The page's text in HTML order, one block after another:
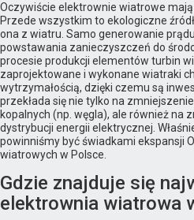
Oczywiście elektrownie wiatrowe
Przede wszystkim to ekologiczne
ona z wiatru. Samo generowanie
powstawania zanieczyszczeń do
procesie produkcji elementów turbin
zaprojektowane i wykonane wiatraki
wytrzymałością, dzięki czemu są
przekłada się nie tylko na
kopalnych (np. węgla), ale również na
dystrybucji energii elektrycznej.
powinniśmy być świadkami ekspansji
wiatrowych w Polsce.
Gdzie znajduje się
elektrownia wiatrowa